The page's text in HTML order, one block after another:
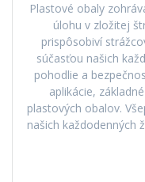
Plastové obaly
úlohu v zložitej
prispôsobiví
súčasťou našich
pohodlie a
aplikácie,
plastových obalov.
našich každodenných